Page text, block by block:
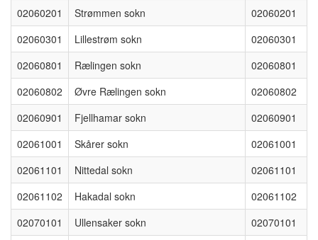
02060201
Strømmen sokn
02060201
02060301
Lillestrøm sokn
02060301
02060801
Rælingen sokn
02060801
02060802
Øvre Rælingen sokn
02060802
02060901
Fjellhamar sokn
02060901
02061001
Skårer sokn
02061001
02061101
Nittedal sokn
02061101
02061102
Hakadal sokn
02061102
02070101
Ullensaker sokn
02070101